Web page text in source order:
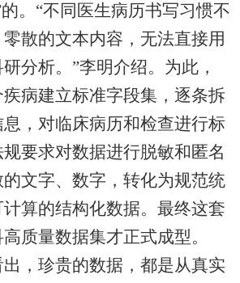
。“不同医生病历书写习惯不
散的文本内容，无法直接用
分析。”李明介绍。为此，
病建立标准字段集，逐条拆
，对临床病历和检查进行标
要求对数据进行脱敏和匿名
文字、数字，转化为规范统
算的结构化数据。最终这套
质量数据集才正式成型。
珍贵的数据，都是从真实